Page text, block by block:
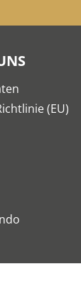
(EU)